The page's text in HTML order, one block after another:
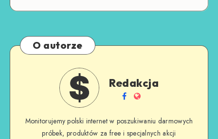
O autorze
Redakcja
Monitorujemy polski internet w poszukiwaniu darmowych
próbek, produktów za free i specjalnych akcji